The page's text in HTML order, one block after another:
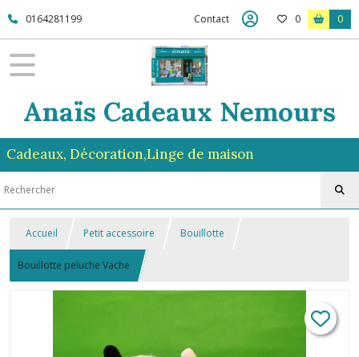
0164281199 Contact 0 0
Anaïs Cadeaux Nemours
Cadeaux, Décoration,Linge de maison
Accueil Petit accessoire Bouillotte
Bouillotte peluche Vache